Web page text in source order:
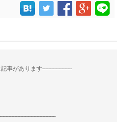
事があります--------------------